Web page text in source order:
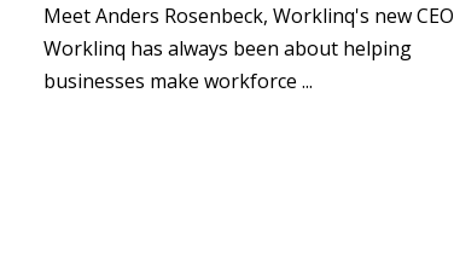
Meet Anders Rosenbeck, Worklinq's new CEO
Worklinq has always been about helping
businesses make workforce ...